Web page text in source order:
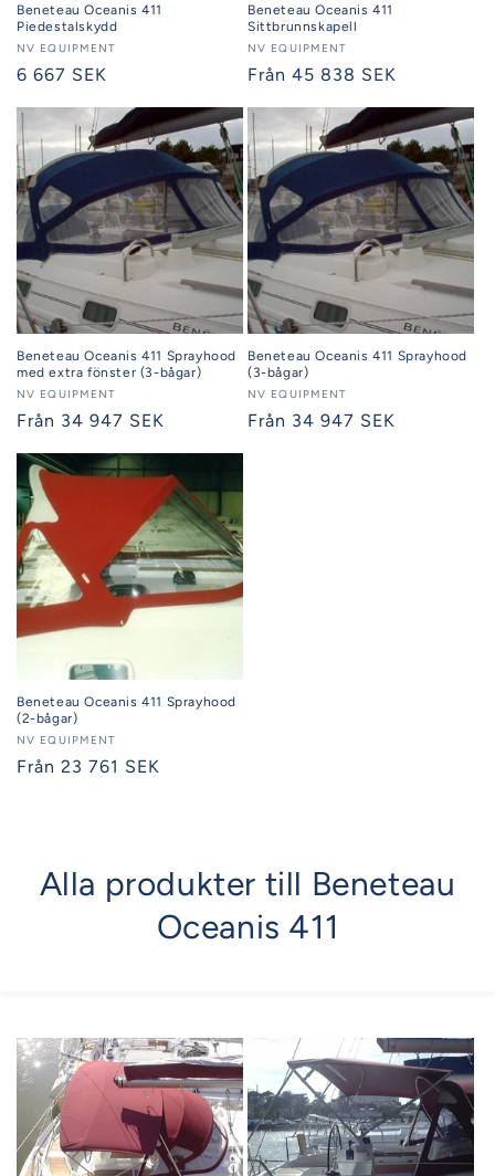
Beneteau Oceanis 411
Piedestalskydd
Säljare:
NV EQUIPMENT
Ordinarie
6 667 SEK
Beneteau Oceanis 411
Sittbrunnskapell
Säljare:
NV EQUIPMENT
Ordinarie
Från 45 838 SEK
Beneteau Oceanis 411 Sprayhood
med extra fönster (3-bågar)
Säljare:
NV EQUIPMENT
Ordinarie
Från 34 947 SEK
Beneteau Oceanis 411 Sprayhood
(3-bågar)
Säljare:
NV EQUIPMENT
Ordinarie
Från 34 947 SEK
Beneteau Oceanis 411 Sprayhood
(2-bågar)
Säljare:
NV EQUIPMENT
Ordinarie
Från 23 761 SEK
Alla produkter till Beneteau
Oceanis 411